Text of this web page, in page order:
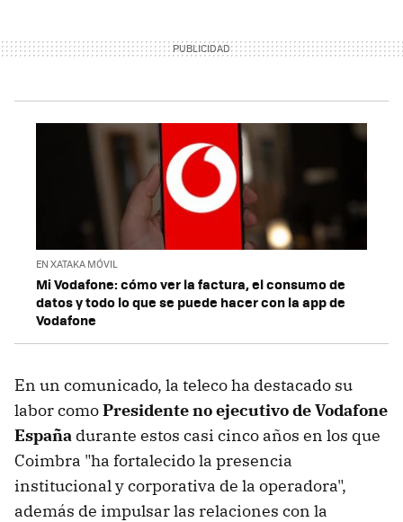
EN XATAKA MÓVIL
Mi Vodafone: cómo ver la factura, el consumo de
datos y todo lo que se puede hacer con la app de
Vodafone
En un comunicado, la teleco ha destacado su
labor comoPresidente no ejecutivo de Vodafone
España durante estos casi cinco años en los que
Coimbra "ha fortalecido la presencia
institucional y corporativa de la operadora",
además de impulsar las relaciones con la